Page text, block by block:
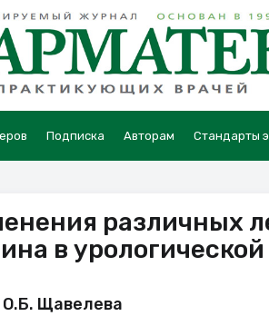
Подписка Авторам Стандарты
различных
в
Щавелева